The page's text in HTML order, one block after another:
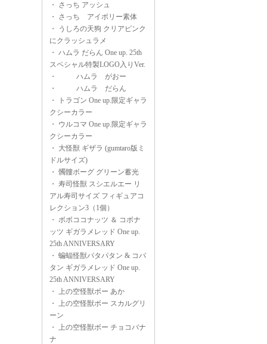
・ さっち アッシュ
・ さっち アイボリー素体
・
うしろの天狗 クリアピンク
にクラッシュラメ
・ ハムラ だらん One up. 25th
スペシャル特製LOGO入りVer.
・
ハムラ がおー
・
ハムラ だらん
・
トラゴン One up.限定ギャラ
クシーカラー
・ ウルコマ One up.限定ギャラ
クシーカラー
・ 大怪獣 ギザラ (gumtaro版ミ
ドルサイズ)
・ 髑髏ボーグ グリーン蓄光
・ 寿司怪獣 スシエルエー リ
アル寿司サイズ フィギュアコ
レクション3（1個）
・ ボボココナッツ ＆ コボナ
ッツ ギガラメレッド One up.
25th ANNIVERSARY
・ 蝙蝠怪獣パタパタン & コパ
タン ギガラメレッド One up.
25th ANNIVERSARY
・ 上の空怪獣ボー あか
・ 上の空怪獣ボー スカルグリ
ーン
・ 上の空怪獣ボー チョコバナ
ナ